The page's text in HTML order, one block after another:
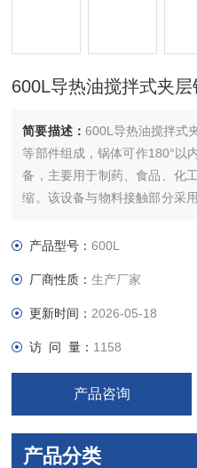
600L导热油搅拌式夹层
简要描述： 600L导热油搅拌式
等部件组成，锅体可作180°以
备，主要用于制药、食品、化
缩。该设备与物料接触部分采
搅拌装置。
产品型号：600L
厂商性质：生产厂家
更新时间： 2026-05-18
访 问 量： 1158
产品咨询
产品分类